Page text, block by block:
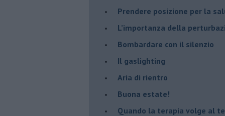
Prendere posizione per la
L’importanza della
​Bombardare con il silenzio
Il gaslighting
Aria di rientro
Buona estate!
​Quando la terapia volge al